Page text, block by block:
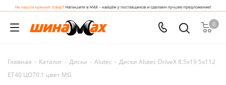
0
Главная - Каталог - Диски - Alutec - Диски Alutec DriveX 8.5x19 5x112
ET40 ЦО70.1 цвет MG